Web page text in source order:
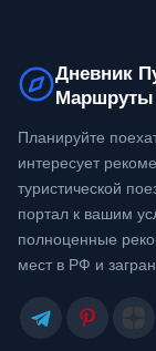
Дневник
Маршруты
Планируйте
интересует
туристической
портал к вашим
полноценные
мест в РФ и